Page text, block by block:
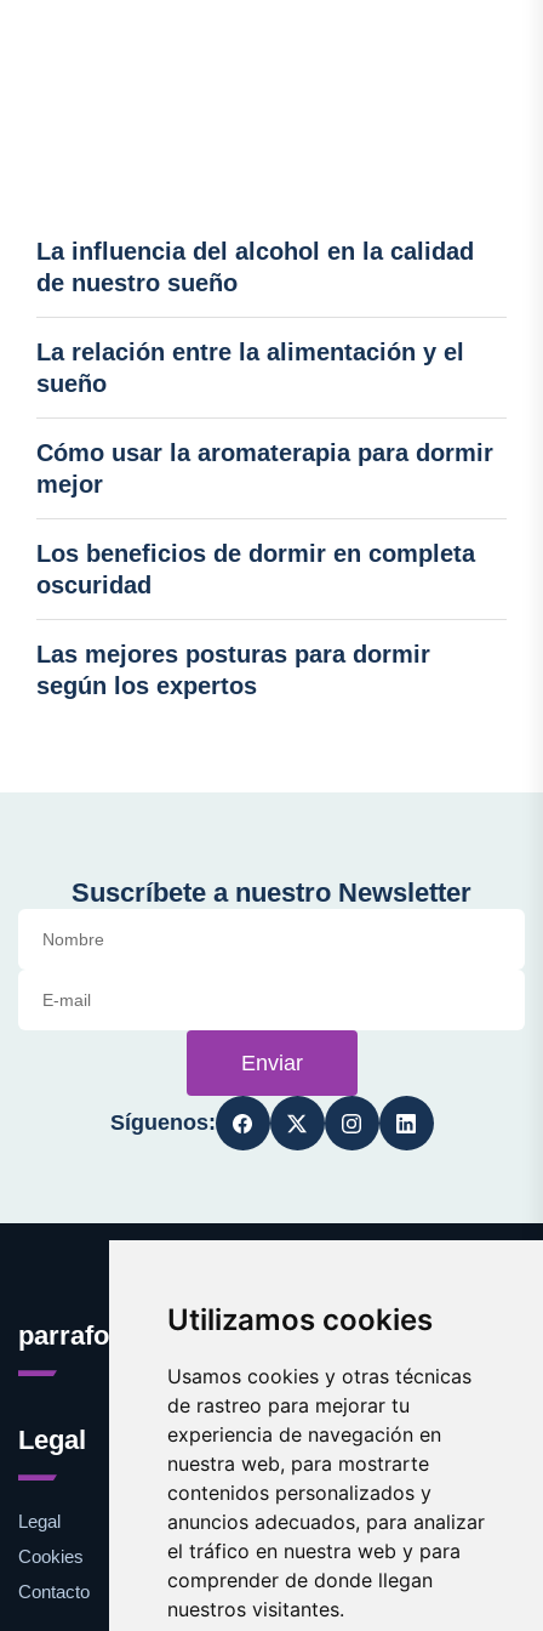
Utilizamos cookies
Usamos cookies y otras técnicas
de rastreo para mejorar tu
experiencia de navegación en
nuestra web, para mostrarte
contenidos personalizados y
anuncios adecuados, para analizar
el tráfico en nuestra web y para
comprender de donde llegan
nuestros visitantes.
La influencia del alcohol en la calidad
de nuestro sueño
La relación entre la alimentación y el
sueño
Cómo usar la aromaterapia para dormir
mejor
Los beneficios de dormir en completa
oscuridad
Las mejores posturas para dormir
según los expertos
Suscríbete a nuestro Newsletter
Enviar
Síguenos:
parrafo.es
Legal
Legal
Cookies
Contacto